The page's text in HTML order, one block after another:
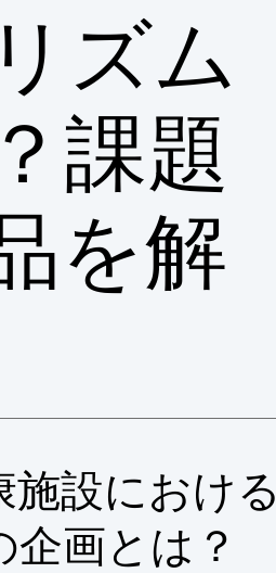
ズム
課題
を解
設における
画とは？